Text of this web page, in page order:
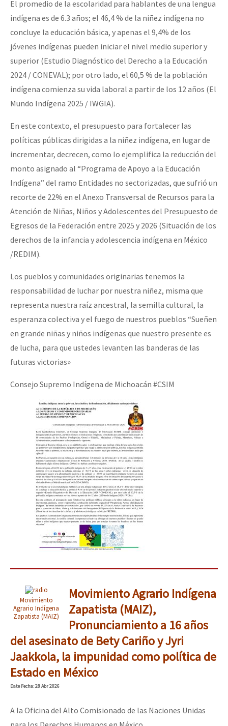
El promedio de la escolaridad para hablantes de una lengua
indígena es de 6.3 años; el 46,4 % de la niñez indígena no
concluye la educación básica, y apenas el 9,4% de los
jóvenes indígenas pueden iniciar el nivel medio superior y
superior (Estudio Diagnóstico del Derecho a la Educación
2024 / CONEVAL); por otro lado, el 60,5 % de la población
indígena comienza su vida laboral a partir de los 12 años (El
Mundo Indígena 2025 / IWGIA).
En este contexto, el presupuesto para fortalecer las
políticas públicas dirigidas a la niñez indígena, en lugar de
incrementar, decrecen, como lo ejemplifica la reducción del
monto asignado al “Programa de Apoyo a la Educación
Indígena” del ramo Entidades no sectorizadas, que sufrió un
recorte de 22% en el Anexo Transversal de Recursos para la
Atención de Niñas, Niños y Adolescentes del Presupuesto de
Egresos de la Federación entre 2025 y 2026 (Situación de los
derechos de la infancia y adolescencia indígena en México
/REDIM).
Los pueblos y comunidades originarias tenemos la
responsabilidad de luchar por nuestra niñez, misma que
representa nuestra raíz ancestral, la semilla cultural, la
esperanza colectiva y el fuego de nuestros pueblos “Sueñen
en grande niñas y niños indígenas que nuestro presente es
de lucha, para que ustedes levanten las banderas de las
futuras victorias»
Consejo Supremo Indígena de Michoacán #CSIM
Movimiento
Agrario Indígena
Zapatista (MAIZ)
Movimiento Agrario Indígena
Zapatista (MAIZ),
Pronunciamiento a 16 años
del asesinato de Bety Cariño y Jyri
Jaakkola, la impunidad como política de
Estado en México
DateFecha: 28 Abr 2026
A la Oficina del Alto Comisionado de las Naciones Unidas